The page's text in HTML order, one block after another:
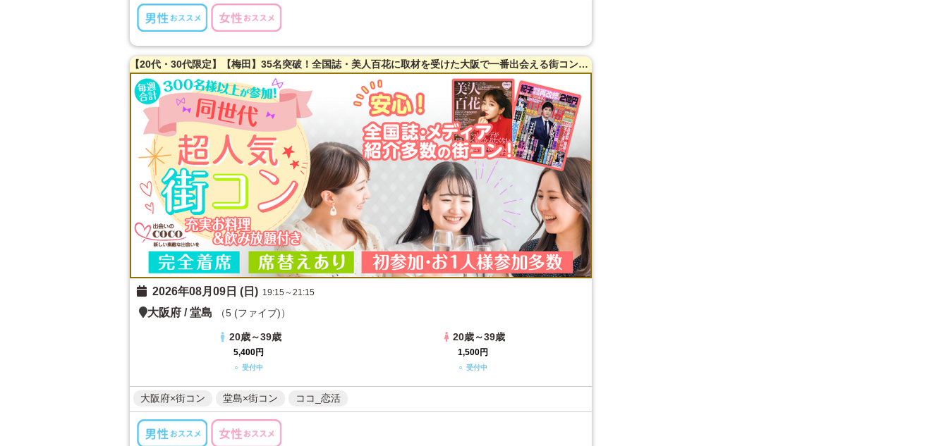
【20代・30代限定】【梅田】35名突破！全国誌・美人百花に取材を受けた大阪で一番出会える街コン【洗練された大人の空間】貸切☆【当たる！有名な女性占い師によるオラクルカード占いあり♪】同世代で楽しむ♪【充実お料理＆飲み放題付】LINE交換自由＆席がえあり！
2026年08月09日 (日) 19:15～21:15
大阪府 /堂島 （5 (ファイブ)）
20歳～39歳
5,400円
○ 受付中
20歳～39歳
1,500円
○ 受付中
大阪府×街コン 堂島×街コン ココ_恋活